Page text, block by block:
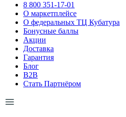
8 800 351-17-01
О маркетплейсе
О федеральных ТЦ Кубатура
Бонусные баллы
Акции
Доставка
Гарантия
Блог
B2B
Стать Партнёром